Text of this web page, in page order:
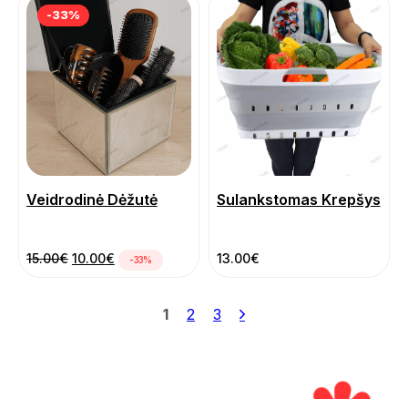
Veidrodinė Dėžutė
15.00€ Pradinė kaina buvo: 15.00€.
10.00€Dabartinė kaina yra: 10.00€.
-33%
-33%
Sulankstomas Krepšys
13.00€
1 2 3